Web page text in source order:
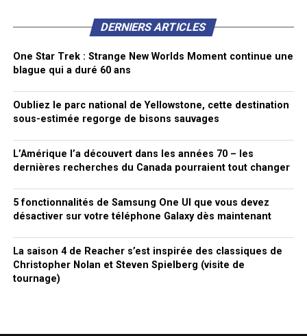
DERNIERS ARTICLES
One Star Trek : Strange New Worlds Moment continue une
blague qui a duré 60 ans
Oubliez le parc national de Yellowstone, cette destination
sous-estimée regorge de bisons sauvages
L’Amérique l’a découvert dans les années 70 – les
dernières recherches du Canada pourraient tout changer
5 fonctionnalités de Samsung One UI que vous devez
désactiver sur votre téléphone Galaxy dès maintenant
La saison 4 de Reacher s’est inspirée des classiques de
Christopher Nolan et Steven Spielberg (visite de
tournage)